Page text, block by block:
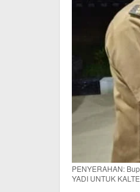
PENYERAHAN:
YADI UNTUK